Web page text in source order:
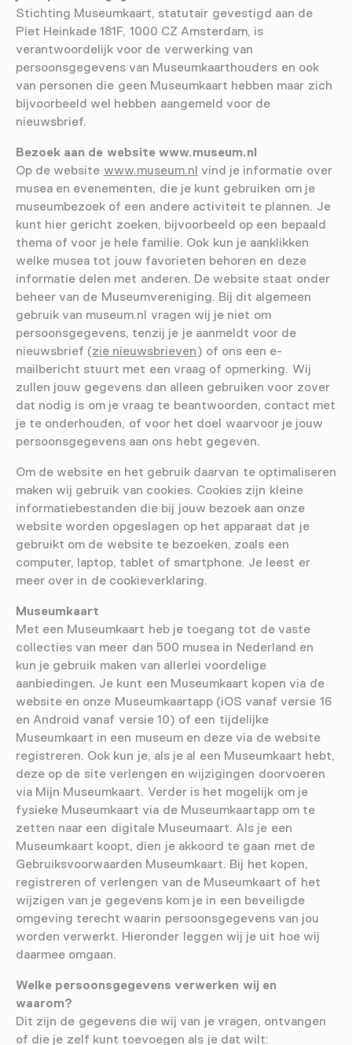
Stichting Museumkaart, statutair gevestigd aan de
Piet Heinkade 181F, 1000 CZ Amsterdam, is
verantwoordelijk voor de verwerking van
persoonsgegevens van Museumkaarthouders en ook
van personen die geen Museumkaart hebben maar zich
bijvoorbeeld wel hebben aangemeld voor de
nieuwsbrief.
Bezoek aan de website www.museum.nl
Op de website www.museum.nl vind je informatie over
musea en evenementen, die je kunt gebruiken om je
museumbezoek of een andere activiteit te plannen. Je
kunt hier gericht zoeken, bijvoorbeeld op een bepaald
thema of voor je hele familie. Ook kun je aanklikken
welke musea tot jouw favorieten behoren en deze
informatie delen met anderen. De website staat onder
beheer van de Museumvereniging. Bij dit algemeen
gebruik van museum.nl vragen wij je niet om
persoonsgegevens, tenzij je je aanmeldt voor de
nieuwsbrief (zie nieuwsbrieven) of ons een e-
mailbericht stuurt met een vraag of opmerking. Wij
zullen jouw gegevens dan alleen gebruiken voor zover
dat nodig is om je vraag te beantwoorden, contact met
je te onderhouden, of voor het doel waarvoor je jouw
persoonsgegevens aan ons hebt gegeven.
Om de website en het gebruik daarvan te optimaliseren
maken wij gebruik van cookies. Cookies zijn kleine
informatiebestanden die bij jouw bezoek aan onze
website worden opgeslagen op het apparaat dat je
gebruikt om de website te bezoeken, zoals een
computer, laptop, tablet of smartphone. Je leest er
meer over in de cookieverklaring.
Museumkaart
Met een Museumkaart heb je toegang tot de vaste
collecties van meer dan 500 musea in Nederland en
kun je gebruik maken van allerlei voordelige
aanbiedingen. Je kunt een Museumkaart kopen via de
website en onze Museumkaartapp (iOS vanaf versie 16
en Android vanaf versie 10) of een tijdelijke
Museumkaart in een museum en deze via de website
registreren. Ook kun je, als je al een Museumkaart hebt,
deze op de site verlengen en wijzigingen doorvoeren
via Mijn Museumkaart. Verder is het mogelijk om je
fysieke Museumkaart via de Museumkaartapp om te
zetten naar een digitale Museumaart. Als je een
Museumkaart koopt, dien je akkoord te gaan met de
Gebruiksvoorwaarden Museumkaart. Bij het kopen,
registreren of verlengen van de Museumkaart of het
wijzigen van je gegevens kom je in een beveiligde
omgeving terecht waarin persoonsgegevens van jou
worden verwerkt. Hieronder leggen wij je uit hoe wij
daarmee omgaan.
Welke persoonsgegevens verwerken wij en
waarom?
Dit zijn de gegevens die wij van je vragen, ontvangen
of die je zelf kunt toevoegen als je dat wilt: